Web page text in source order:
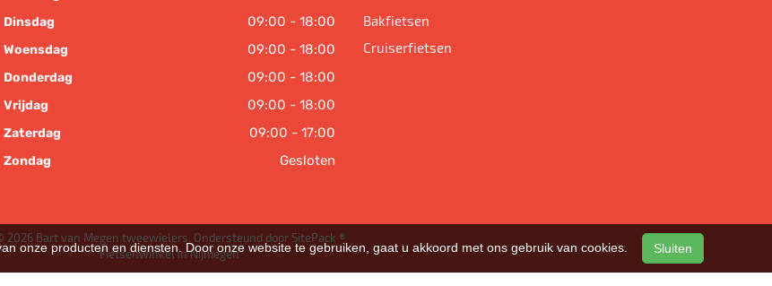
Dinsdag 09:00 - 18:00
Woensdag 09:00 - 18:00
Donderdag 09:00 - 18:00
Vrijdag 09:00 - 18:00
Zaterdag 09:00 - 17:00
Zondag Gesloten
Bakfietsen
Cruiserfietsen
2026 Bart van Megen tweewielers. Ondersteund door SitePack ®
Fietsenwinkel in Nijmegen
onze producten en diensten. Door onze website te gebruiken, gaat u akkoord met ons gebruik van cookies. Sluiten